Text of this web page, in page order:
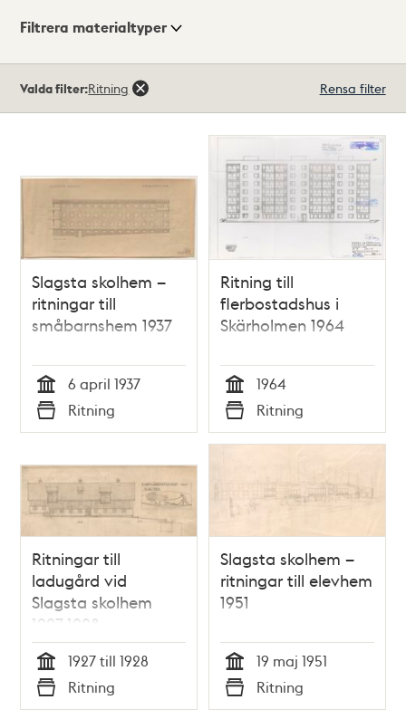
Visningsläge
Filtrera materialtyper
träffar
Valda filter:Ritning Rensa filter
Slagsta skolhem –
ritningar till
småbarnshem 1937
Tid
6 april 1937
Typ
Ritning
Ritning till
flerbostadshus i
Skärholmen 1964
Tid
1964
Typ
Ritning
Ritningar till
ladugård vid
Slagsta skolhem
1927-1928
Tid
1927 till 1928
Typ
Ritning
Slagsta skolhem –
ritningar till elevhem
1951
Tid
19 maj 1951
Typ
Ritning